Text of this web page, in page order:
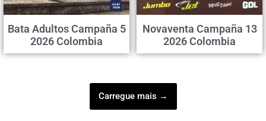
Bata Adultos Campaña 5
2026 Colombia
Novaventa Campaña 13
2026 Colombia
Carregue mais →